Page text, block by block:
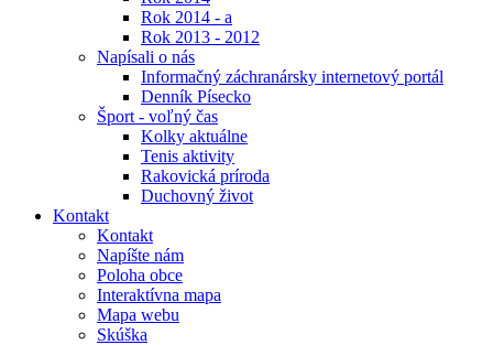
Rok 2014 - a
Rok 2013 - 2012
Napísali o nás
Informačný záchranársky internetový portál
Denník Písecko
Šport - voľný čas
Kolky aktuálne
Tenis aktivity
Rakovická príroda
Duchovný život
Kontakt
Kontakt
Napíšte nám
Poloha obce
Interaktívna mapa
Mapa webu
Skúška